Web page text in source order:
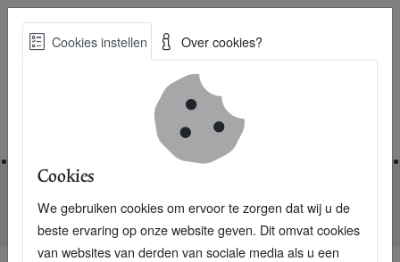
Skip
Best Practices voor een duurzame toekomst
Nieuwsarchief Nu 9.992 abonnees: Win levenslang P+
Cookies instellen Over cookies?
Cookies
We gebruiken cookies om ervoor te zorgen dat wij u de
beste ervaring op onze website geven. Dit omvat cookies
van websites van derden van sociale media als u een